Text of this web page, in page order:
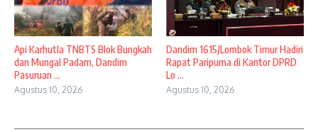
Api Karhutla TNBTS Blok Bungkah
dan Mungal Padam, Dandim
Pasuruan ...
Agustus 10, 2026
Dandim 1615/Lombok Timur Hadiri
Rapat Paripurna di Kantor DPRD
Lo ...
Agustus 10, 2026